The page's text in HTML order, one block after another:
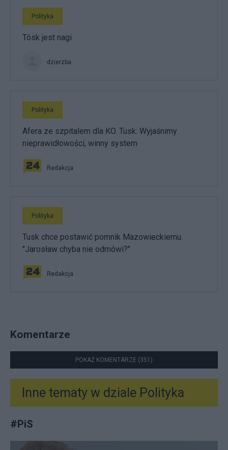
Polityka
Tósk jest nagi
dzierzba
Polityka
Afera ze szpitalem dla KO. Tusk: Wyjaśnimy
nieprawidłowości, winny system
Redakcja
Polityka
Tusk chce postawić pomnik Mazowieckiemu.
"Jarosław chyba nie odmówi?"
Redakcja
Komentarze
POKAŻ KOMENTARZE (351)
Inne tematy w dziale Polityka
#PiS